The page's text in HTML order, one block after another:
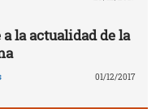
la actualidad de la
01/12/2017